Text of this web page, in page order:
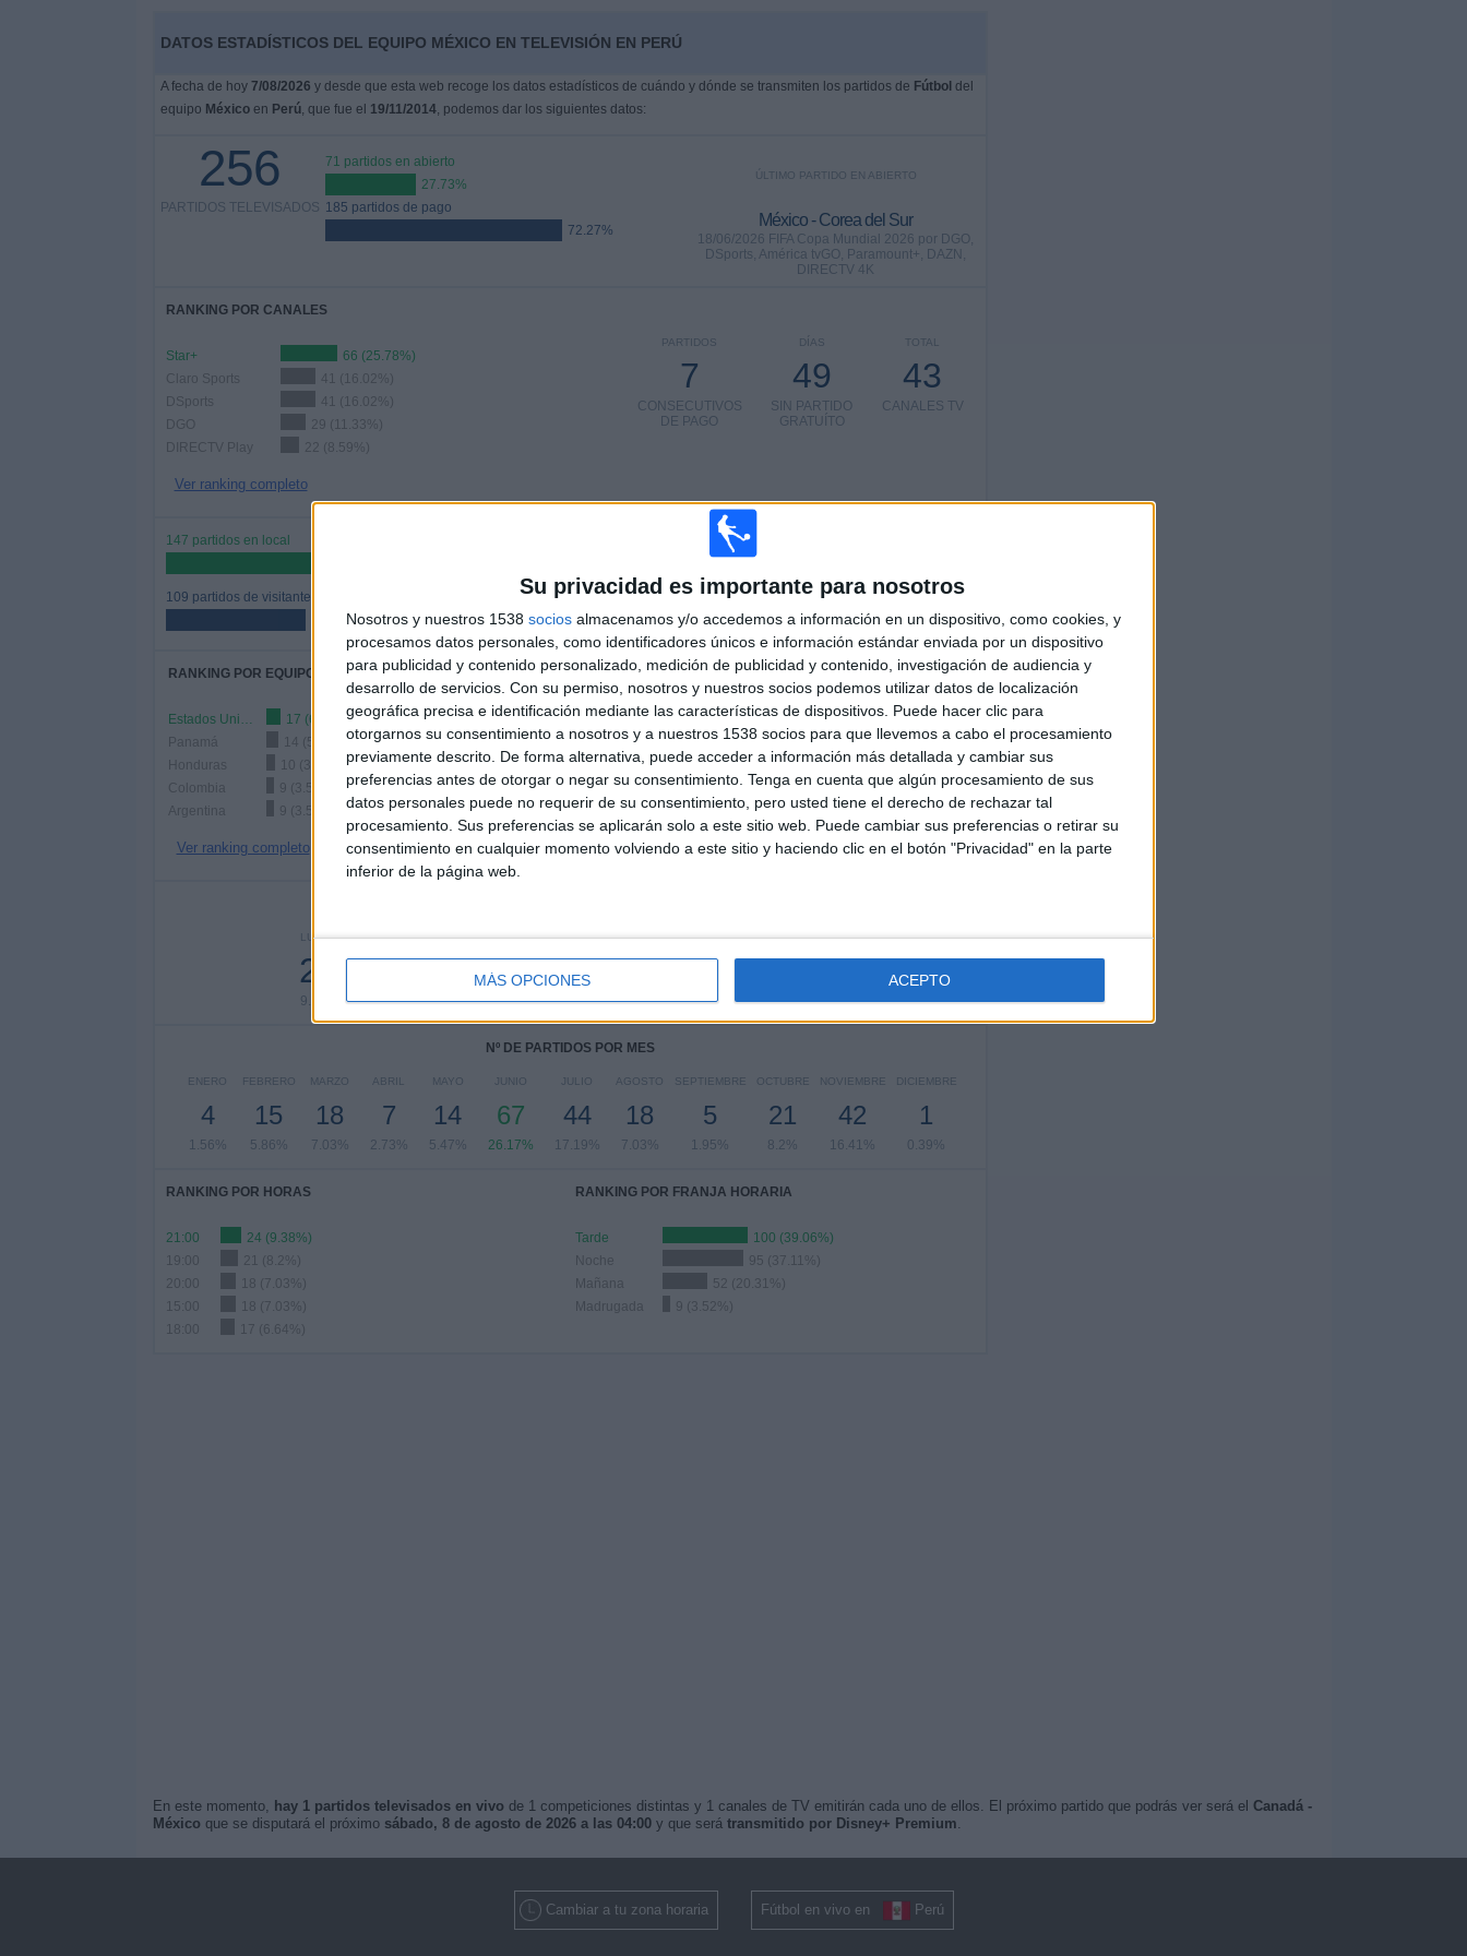
Su privacidad es importante para nosotros
Nosotros y nuestros 1538 socios almacenamos y/o accedemos a información en un dispositivo, como cookies, y
procesamos datos personales, como identificadores únicos e información estándar enviada por un dispositivo
para publicidad y contenido personalizado, medición de publicidad y contenido, investigación de audiencia y
desarrollo de servicios. Con su permiso, nosotros y nuestros socios podemos utilizar datos de localización
geográfica precisa e identificación mediante las características de dispositivos. Puede hacer clic para
otorgarnos su consentimiento a nosotros y a nuestros 1538 socios para que llevemos a cabo el procesamiento
previamente descrito. De forma alternativa, puede acceder a información más detallada y cambiar sus
preferencias antes de otorgar o negar su consentimiento. Tenga en cuenta que algún procesamiento de sus
datos personales puede no requerir de su consentimiento, pero usted tiene el derecho de rechazar tal
procesamiento. Sus preferencias se aplicarán solo a este sitio web. Puede cambiar sus preferencias o retirar su
consentimiento en cualquier momento volviendo a este sitio y haciendo clic en el botón "Privacidad" en la parte
inferior de la página web.
MÁS OPCIONES ACEPTO
DATOS ESTADÍSTICOS DEL EQUIPO MÉXICO EN TELEVISIÓN EN PERÚ
A fecha de hoy 7/08/2026 y desde que esta web recoge los datos estadísticos de cuándo y dónde se transmiten los partidos de Fútbol del
equipo Méxicoen Perú, que fue el 19/11/2014, podemos dar los siguientes datos:
256
PARTIDOS TELEVISADOS
71 partidos en abierto
27.73%
185 partidos de pago
72.27%
ÚLTIMO PARTIDO EN ABIERTO
México - Corea del Sur
18/06/2026 FIFA Copa Mundial 2026 por DGO,
DSports, América tvGO, Paramount+, DAZN,
DIRECTV 4K
RANKING POR CANALES
Star+
66 (25.78%)
Claro Sports
41 (16.02%)
DSports
41 (16.02%)
DGO
29 (11.33%)
DIRECTV Play
22 (8.59%)
Ver ranking completo
TOTAL
43
CANALES TV
DÍAS
49
SIN PARTIDO
GRATUÍTO
PARTIDOS
7
CONSECUTIVOS
DE PAGO
147 partidos en local
109 partidos de visitante
42.58%
73
RIVALES
17
VS Estados
TOTAL
30
COMPETICIONES
RANKING POR EQUIPOS
Estados Unidos
17 (6.64%)
Panamá
14 (5.47%)
Honduras
10 (3.91%)
Colombia
9 (3.52%)
Argentina
9 (3.52%)
Ver ranking completo
RANKING POR COMPETICIONES
Maurice Revello Tournament
28 (10.94%)
FIFA Copa Mundial 2026
21 (8.2%)
Juegos Panamericanos
19 (7.42%)
CONCACAF U20
17 (6.64%)
CONCACAF Copa Oro
17 (6.64%)
Ver ranking completo
LUNES
24
9.38%
MARTES
32
12.5%
MIÉRCOLES
44
17.19%
JUEVES
34
13.28%
VIERNES
31
12.11%
SÁBADO
48
18.75%
DOMINGO
43
16.8%
Nº DE PARTIDOS POR MES
ENERO
4
1.56%
FEBRERO
15
5.86%
MARZO
18
7.03%
ABRIL
7
2.73%
MAYO
14
5.47%
JUNIO
67
26.17%
JULIO
44
17.19%
AGOSTO
18
7.03%
SEPTIEMBRE
5
1.95%
OCTUBRE
21
8.2%
NOVIEMBRE
42
16.41%
DICIEMBRE
1
0.39%
RANKING POR HORAS
21:00
24 (9.38%)
19:00
21 (8.2%)
20:00
18 (7.03%)
15:00
18 (7.03%)
18:00
17 (6.64%)
RANKING POR FRANJA HORARIA
Tarde
100 (39.06%)
Noche
95 (37.11%)
Mañana
52 (20.31%)
Madrugada
9 (3.52%)
En este momento, hay 1 partidos televisados en vivo de 1 competiciones distintas y 1 canales de TV emitirán cada uno de ellos. El próximo partido que podrás ver será el Canadá -
México que se disputará el próximo sábado, 8 de agosto de 2026 a las 04:00y que será transmitido por Disney+ Premium.
Cambiar a tu zona horaria Fútbol en vivo en Perú